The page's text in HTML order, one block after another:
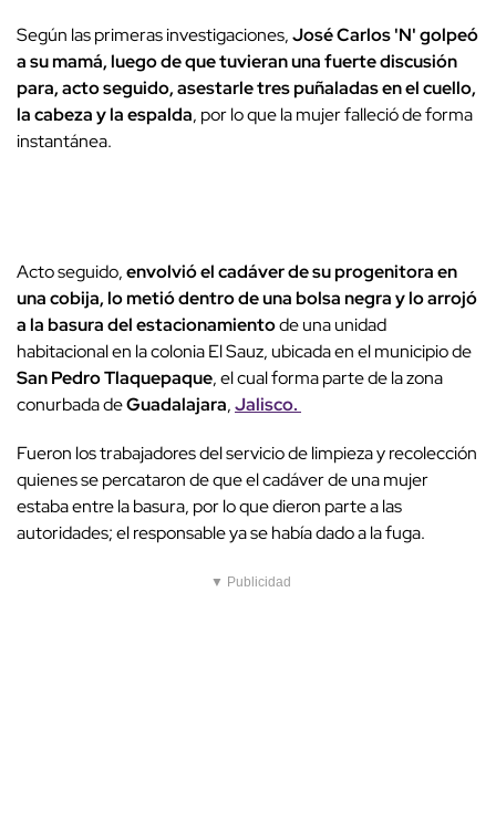
Según las primeras investigaciones,José Carlos 'N' golpeó
a su mamá, luego de que tuvieran una fuerte discusión
para, acto seguido, asestarle tres puñaladas en el cuello,
la cabeza y la espalda, por lo que la mujer falleció de forma
instantánea.
Acto seguido,envolvió el cadáver de su progenitora en
una cobija, lo metió dentro de una bolsa negra y lo arrojó
a la basura del estacionamientode una unidad
habitacional en la colonia El Sauz, ubicada en el municipio de
San Pedro Tlaquepaque, el cual forma parte de la zona
conurbada deGuadalajara,Jalisco.
Fueron los trabajadores del servicio de limpieza y recolección
quienes se percataron de que el cadáver de una mujer
estaba entre la basura, por lo que dieron parte a las
autoridades; el responsable ya se había dado a la fuga.
▼ Publicidad